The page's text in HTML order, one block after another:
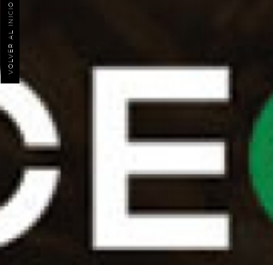
VOLVER AL INICIO